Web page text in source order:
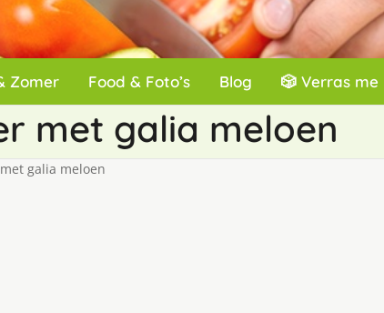
Zomer Food & Foto’s Blog 🎲 Verras me
met galia meloen
galia meloen